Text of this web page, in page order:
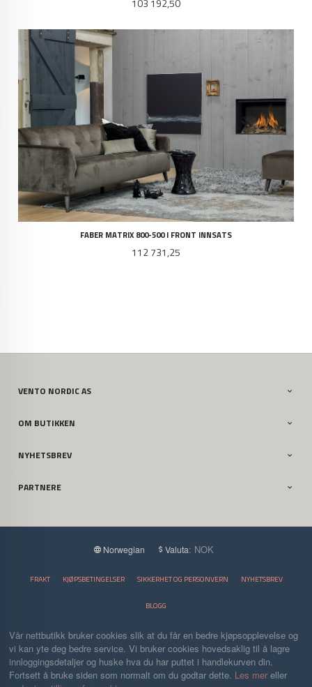
103 192,50
FABER MATRIX 800-500 I FRONT INNSATS
Pris
112 731,25
VENTO NORDIC AS
OM BUTIKKEN
NYHETSBREV
PARTNERE
Norwegian Valuta: NOK
FRAKT KJØPSBETINGELSER SIKKERHET OG PERSONVERN NYHETSBREV
BLOGG
Vår nettbutikk bruker cookies slik at du får en bedre kjøpsopplevelse og
vi kan yte deg bedre service. Vi bruker cookies hovedsaklig til å lagre
innloggingsdetaljer og huske hva du har puttet i handlekurven din.
Fortsett å bruke siden som normalt om du godtar dette. Les mer eller